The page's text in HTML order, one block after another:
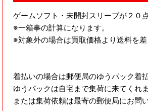
ゲームソフト・未開封スリーブが２０
※一箱事の計算になります。
※対象外の場合は買取価格より送料を差
着払いの場合は郵便局のゆうパック着
ゆうパックは自宅まで集荷に来てくれ
または集荷依頼は最寄の郵便局にお問